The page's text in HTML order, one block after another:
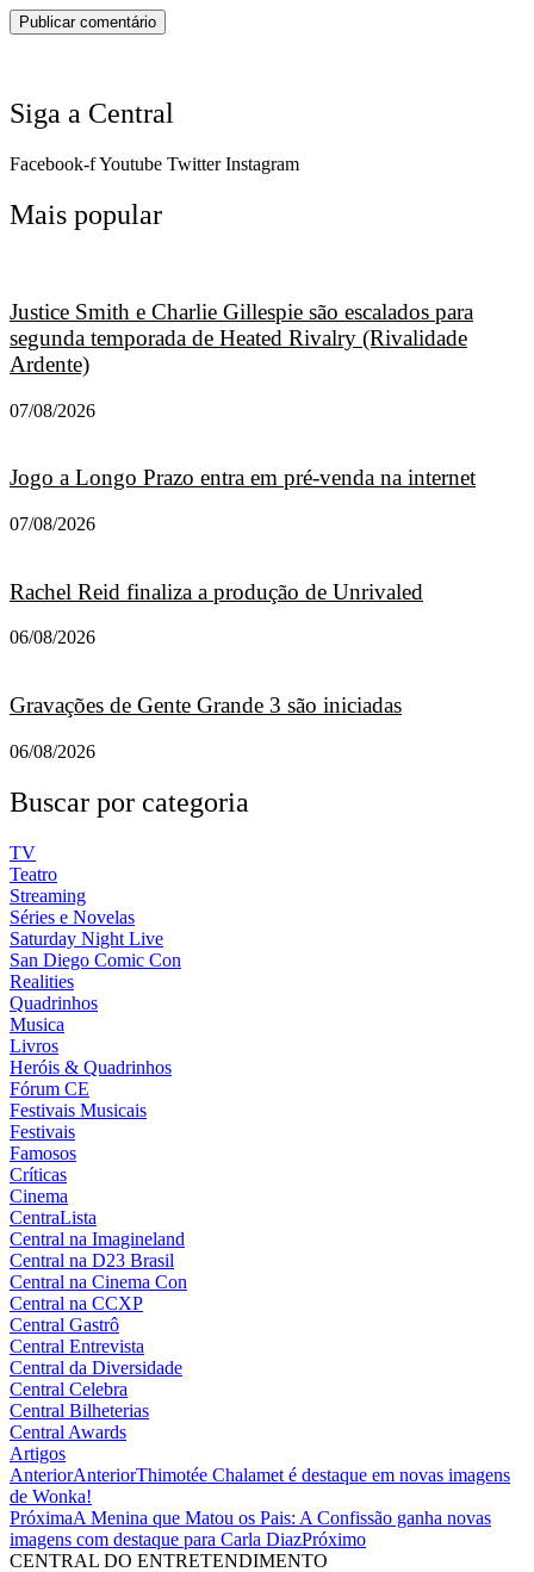
Siga a Central
Facebook-fYoutube Twitter Instagram
Mais popular
Justice Smith e Charlie Gillespie são escalados para
segunda temporada de Heated Rivalry (Rivalidade
Ardente)
07/08/2026
Jogo a Longo Prazo entra em pré-venda na internet
07/08/2026
Rachel Reid finaliza a produção de Unrivaled
06/08/2026
Gravações de Gente Grande 3 são iniciadas
06/08/2026
Buscar por categoria
TV
Teatro
Streaming
Séries e Novelas
Saturday Night Live
San Diego Comic Con
Realities
Quadrinhos
Musica
Livros
Heróis & Quadrinhos
Fórum CE
Festivais Musicais
Festivais
Famosos
Críticas
Cinema
CentraLista
Central na Imagineland
Central na D23 Brasil
Central na Cinema Con
Central na CCXP
Central Gastrô
Central Entrevista
Central da Diversidade
Central Celebra
Central Bilheterias
Central Awards
Artigos
AnteriorAnteriorThimotée Chalamet é destaque em novas imagens
de Wonka!
PróximaA Menina que Matou os Pais: A Confissão ganha novas
imagens com destaque para Carla DiazPróximo
CENTRAL DO ENTRETENDIMENTO